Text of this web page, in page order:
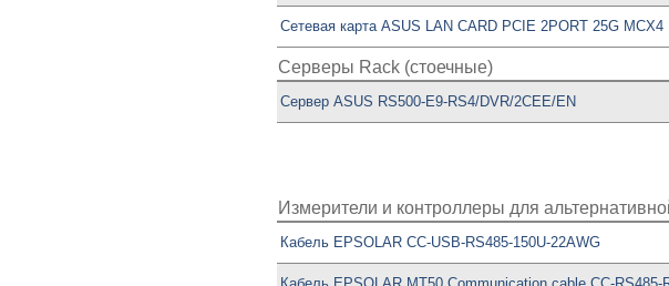
Сетевая карта ASUS LAN CARD PCIE 2PORT 25G MCX4
Серверы Rack (стоечные)
Сервер ASUS RS500-E9-RS4/DVR/2CEE/EN
Измерители и контроллеры для
Кабель EPSOLAR CC-USB-RS485-150U-22AWG